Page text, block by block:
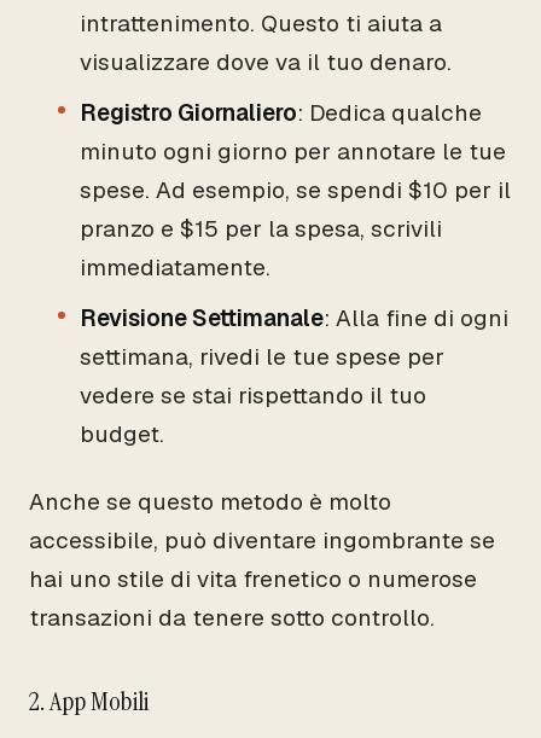
intrattenimento. Questo ti aiuta a
visualizzare dove va il tuo denaro.
Registro Giornaliero: Dedica qualche
minuto ogni giorno per annotare le tue
spese. Ad esempio, se spendi $10 per il
pranzo e $15 per la spesa, scrivili
immediatamente.
Revisione Settimanale: Alla fine di ogni
settimana, rivedi le tue spese per
vedere se stai rispettando il tuo
budget.
Anche se questo metodo è molto
accessibile, può diventare ingombrante se
hai uno stile di vita frenetico o numerose
transazioni da tenere sotto controllo.
2. App Mobili